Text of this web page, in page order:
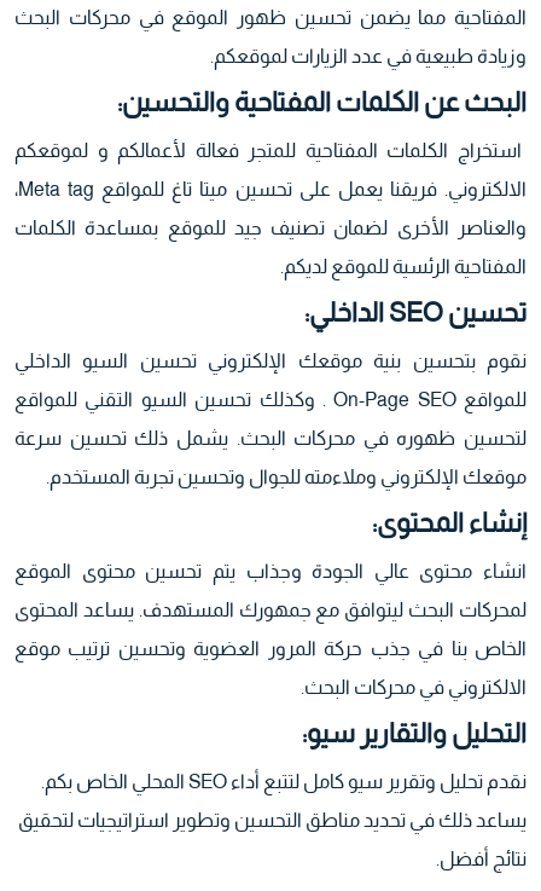
المفتاحية مما یضمن تحسین ظھور الموقع في محركات البحث
وزيادة طبيعية في عدد الزيارات لموقعكم.
البحث عن الكلمات المفتاحیة والتحسین:
استخراج الكلمات المفتاحية للمتجر فعالة لأعمالكم و لموقعكم
الالكتروني. فریقنا يعمل على تحسين ميتا تاغ للمواقع Meta tag،
والعناصر الأخرى لضمان تصنیف جید للموقع بمساعدة الكلمات
المفتاحیة الرئسية للموقع لديكم.
تحسین SEO الداخلي:
نقوم بتحسين بنية موقعك الإلكتروني تحسين السيو الداخلي
للمواقع On-Page SEO . وكذلك تحسين السيو التقني للمواقع
لتحسين ظهوره في محركات البحث. يشمل ذلك تحسين سرعة
موقعك الإلكتروني وملاءمته للجوال وتحسين تجربة المستخدم.
إنشاء المحتوى:
انشاء محتوى عالي الجودة وجذاب يتم تحسين محتوى الموقع
لمحركات البحث ليتوافق مع جمهورك المستهدف. يساعد المحتوى
الخاص بنا في جذب حركة المرور العضوية وتحسين ترتيب موقع
الالكتروني في محركات البحث.
التحلیل والتقاریر سيو:
نقدم تحليل وتقرير سيو كامل لتتبع أداء SEO المحلي الخاص بكم.
يساعد ذلك في تحديد مناطق التحسين وتطوير استراتيجيات لتحقيق
نتائج أفضل.